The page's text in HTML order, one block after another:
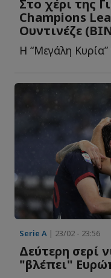
Στο χέρι της
Champions
Ουντινέζε
Serie A | 23/02 - 23:56
Δεύτερη σερί
"βλέπει"